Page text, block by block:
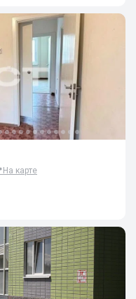
На карте